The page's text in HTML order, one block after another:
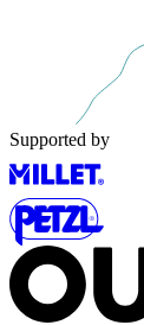
Supported by